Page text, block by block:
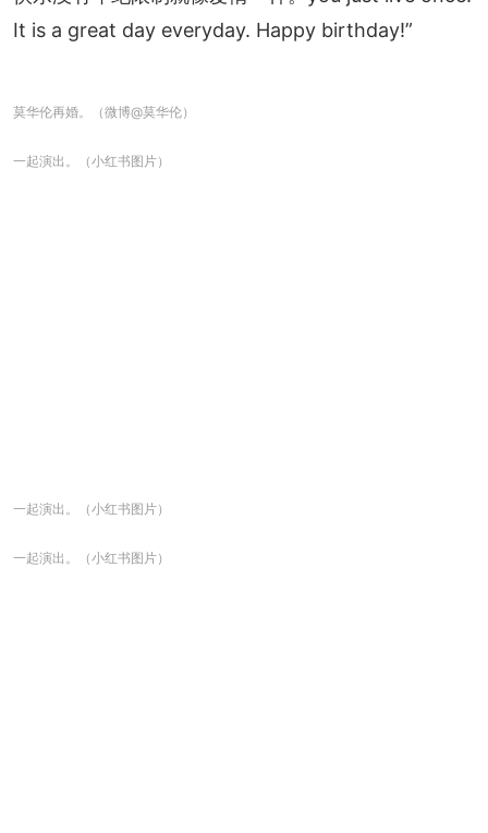
It is a great day everyday. Happy birthday!”
莫华伦再婚。（微博@莫华伦）
一起演出。（小红书图片）
一起演出。（小红书图片）
一起演出。（小红书图片）